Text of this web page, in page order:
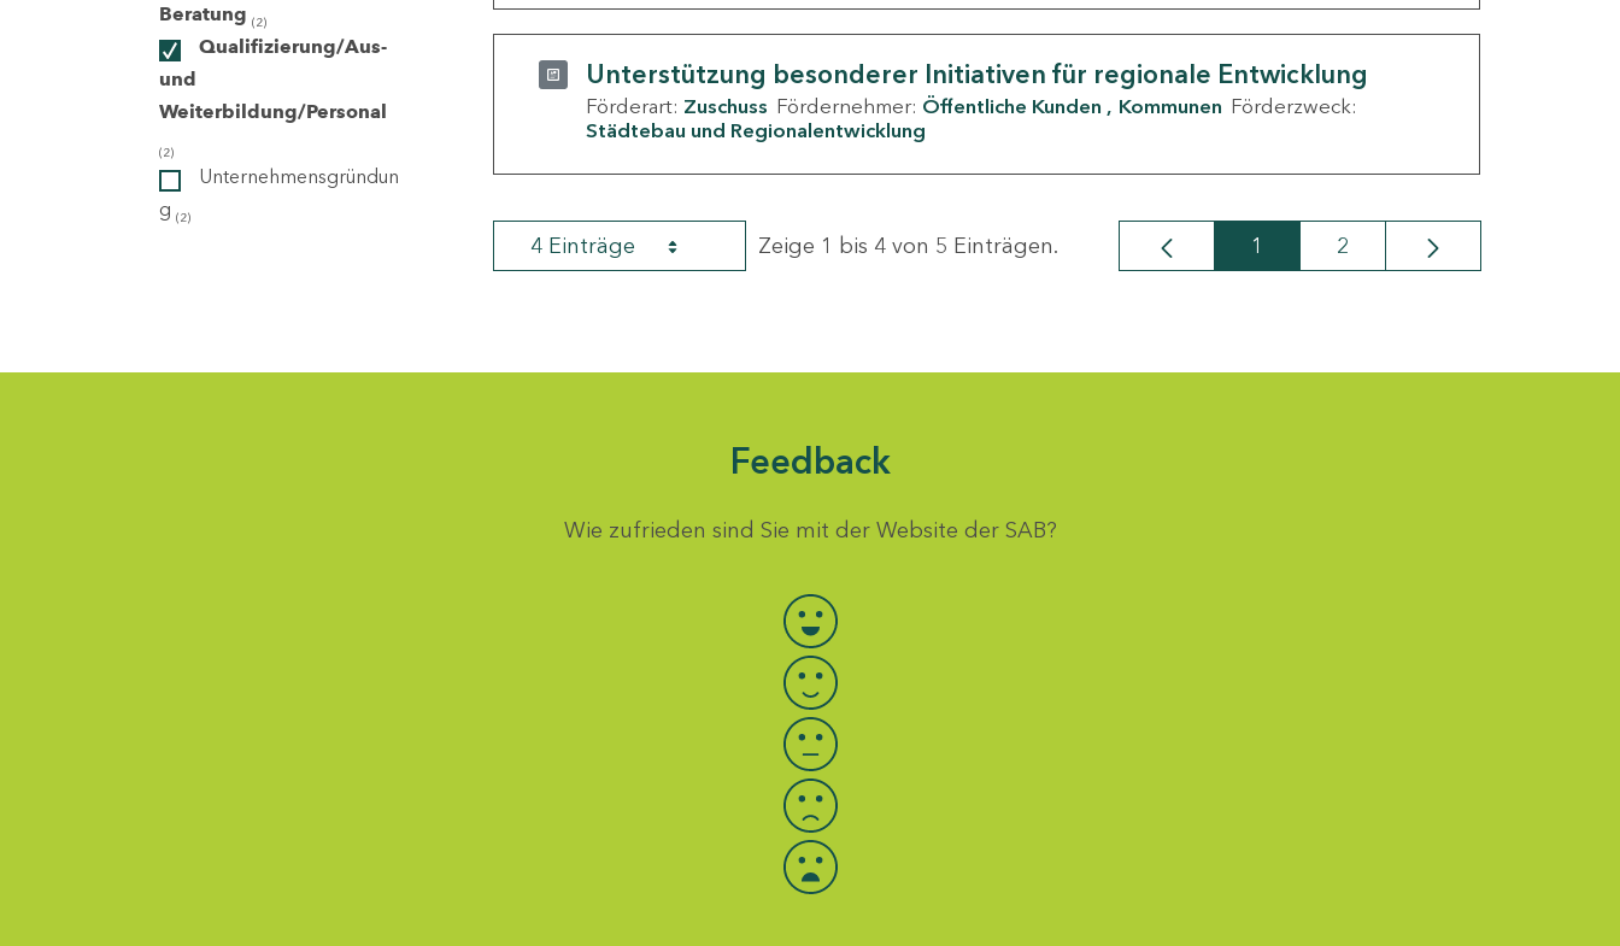
Beratung (2)
Qualifizierung/Aus-
und
Weiterbildung/Personal
(2)
Unternehmensgründun
g (2)
Unterstützung besonderer Initiativen für regionale Entwicklung
Förderart: Zuschuss Fördernehmer: Öffentliche Kunden Kommunen Förderzweck:
Städtebau und Regionalentwicklung
4 Einträge Zeige 1 bis 4 von 5 Einträgen. Seite
1 Seite
2
Feedback
Wie zufrieden sind Sie mit der Website der SAB?
Bewertung auswählen